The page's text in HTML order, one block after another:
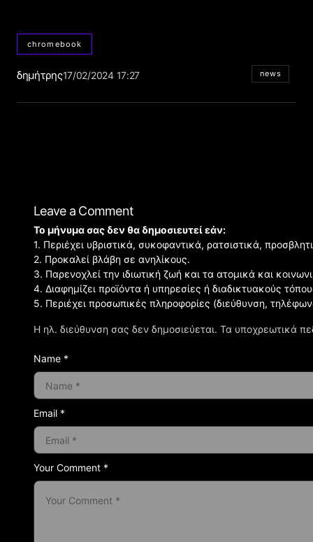
chromebook
δημήτρης17/02/2024 17:27 news
Leave a Comment
Η ηλ. διεύθυνση σας δεν δημοσιεύεται. Τα υποχρεωτικά
Your Comment *
Το μήνυμα σας δεν θα δημοσιευτεί εάν:
1. Περιέχει υβριστικά, συκοφαντικά, ρατσιστικά,
2. Προκαλεί βλάβη σε ανηλίκους.
3. Παρενοχλεί την ιδιωτική ζωή και τα ατομικά και
4. Διαφημίζει προϊόντα ή υπηρεσίες ή διαδικτυακούς
5. Περιέχει προσωπικές πληροφορίες (διεύθυνση,
Name *
Email *